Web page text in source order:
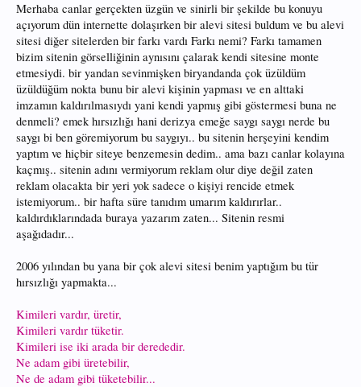
Merhaba canlar gerçekten üzgün ve sinirli bir şekilde bu konuyu
açıyorum dün internette dolaşırken bir alevi sitesi buldum ve bu alevi
sitesi diğer sitelerden bir farkı vardı Farkı nemi? Farkı tamamen
bizim sitenin görselliğinin aynısını çalarak kendi sitesine monte
etmesiydi. bir yandan sevinmişken biryandanda çok üzüldüm
üzüldüğüm nokta bunu bir alevi kişinin yapması ve en alttaki
imzamın kaldırılmasıydı yani kendi yapmış gibi göstermesi buna ne
denmeli? emek hırsızlığı hani derizya emeğe saygı saygı nerde bu
saygı bi ben göremiyorum bu saygıyı.. bu sitenin herşeyini kendim
yaptım ve hiçbir siteye benzemesin dedim.. ama bazı canlar kolayına
kaçmış.. sitenin adını vermiyorum reklam olur diye değil zaten
reklam olacakta bir yeri yok sadece o kişiyi rencide etmek
istemiyorum.. bir hafta süre tanıdım umarım kaldırırlar..
kaldırdıklarındada buraya yazarım zaten... Sitenin resmi
aşağıdadır...
2006 yılından bu yana bir çok alevi sitesi benim yaptığım bu tür
hırsızlığı yapmakta...
Kimileri vardır, üretir,
Kimileri vardır tüketir.
Kimileri ise iki arada bir derededir.
Ne adam gibi üretebilir,
Ne de adam gibi tüketebilir...